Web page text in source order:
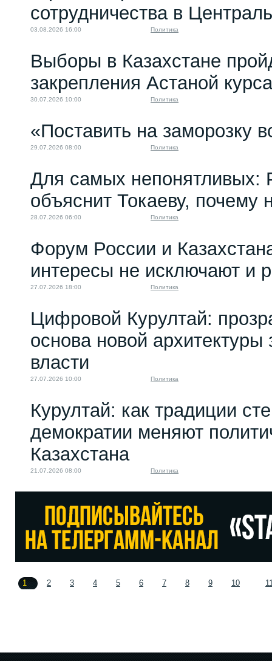
сотрудничества в
03.08.2026 16:00 Политика
Выборы в Казахстане
закрепления Астаной
30.07.2026 10:00 Политика
«Поставить на заморозку
29.07.2026 08:00 Политика
Для самых непонятливых:
объяснит Токаеву,
28.07.2026 06:00 Политика
Форум России и
интересы не исключают и
27.07.2026 18:00 Политика
Цифровой Курултай:
основа новой архитектуры
власти
27.07.2026 10:00 Политика
Курултай: как традиции
демократии меняют
Казахстана
21.07.2026 08:00 Политика
1 2 3 4 5 6 7 8 9 10